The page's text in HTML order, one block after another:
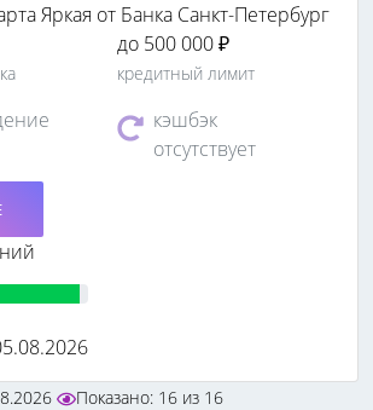
до 500 000 ₽
кредитный лимит
кэшбэк
отсутствует
Показано: 16 из 16